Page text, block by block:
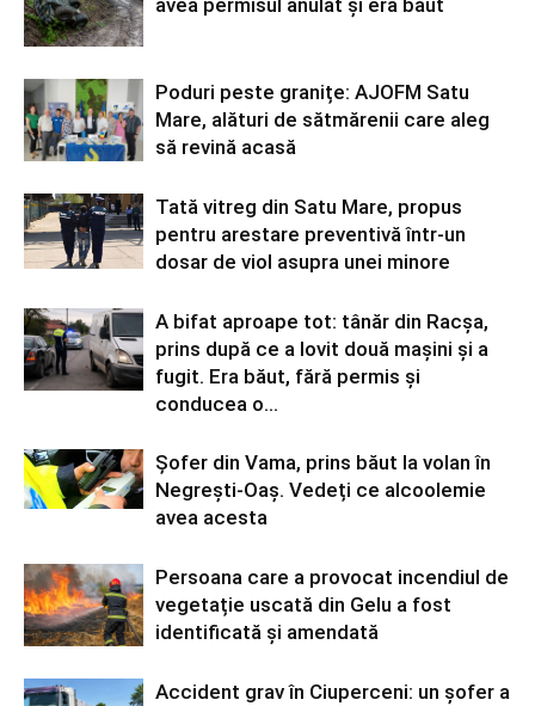
avea permisul anulat și era băut
Poduri peste granițe: AJOFM Satu
Mare, alături de sătmărenii care aleg
să revină acasă
Tată vitreg din Satu Mare, propus
pentru arestare preventivă într-un
dosar de viol asupra unei minore
A bifat aproape tot: tânăr din Racșa,
prins după ce a lovit două mașini și a
fugit. Era băut, fără permis și
conducea o...
Șofer din Vama, prins băut la volan în
Negrești-Oaș. Vedeți ce alcoolemie
avea acesta
Persoana care a provocat incendiul de
vegetație uscată din Gelu a fost
identificată și amendată
Accident grav în Ciuperceni: un șofer a